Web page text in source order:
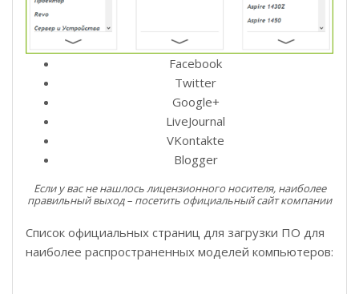
Facebook
Twitter
Google+
LiveJournal
VKontakte
Blogger
Если у вас не нашлось лицензионного носителя, наиболее
правильный выход – посетить официальный сайт компании
Список официальных страниц для загрузки ПО для
наиболее распространенных моделей компьютеров: